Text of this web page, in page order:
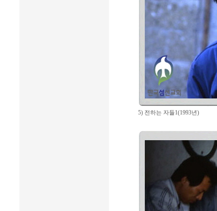
5) 전하는 자들1(1993년)